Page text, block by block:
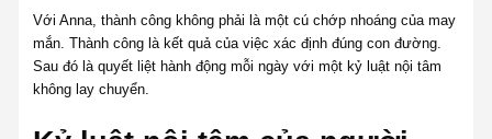
Với Anna, thành công không phải là một cú chớp nhoáng của may
mắn. Thành công là kết quả của việc xác định đúng con đường.
Sau đó là quyết liệt hành động mỗi ngày với một kỷ luật nội tâm
không lay chuyển.